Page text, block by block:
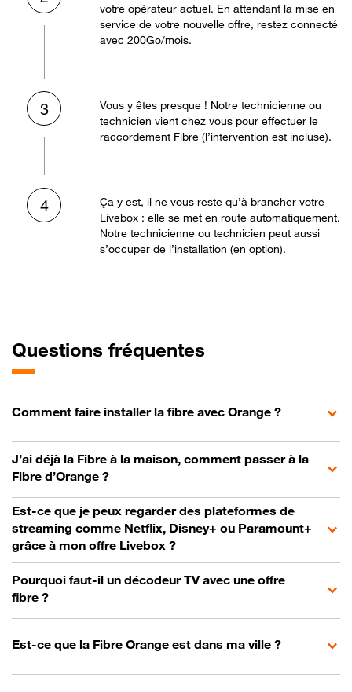
votre opérateur actuel. En attendant la mise en
service de votre nouvelle offre, restez connecté
avec 200Go/mois.
3
Vous y êtes presque ! Notre technicienne ou
technicien vient chez vous pour effectuer le
raccordement Fibre (l’intervention est incluse).
4
Ça y est, il ne vous reste qu’à brancher votre
Livebox : elle se met en route automatiquement.
Notre technicienne ou technicien peut aussi
s’occuper de l’installation (en option).
Questions fréquentes
Comment faire installer la fibre avec Orange ?
J’ai déjà la Fibre à la maison, comment passer à la
Fibre d’Orange ?
Est-ce que je peux regarder des plateformes de
streaming comme Netflix, Disney+ ou Paramount+
grâce à mon offre Livebox ?
Pourquoi faut-il un décodeur TV avec une offre
fibre ?
Est-ce que la Fibre Orange est dans ma ville ?